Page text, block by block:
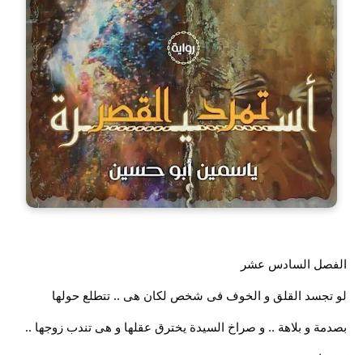
الفصل السادس عشر
لو تجسد القلق و الخوف فى شخص لكان هى .. تتطلع حولها
بصدمة و بلاهة .. و صراخ السيدة يخترق عقلها و هى تندب زوجها ..